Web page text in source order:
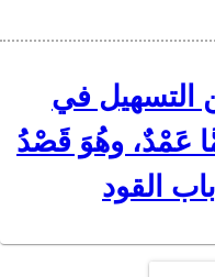
التسهيل في
1 القَتلُ إمَّا عَمْدٌ، وهُوَ قَصْدُ
باب القود